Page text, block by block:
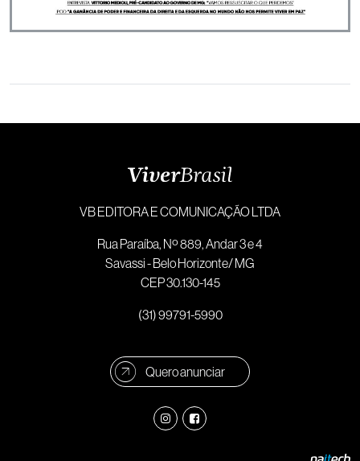
VB EDITORA E COMUNICAÇÃO LTDA
Rua Paraíba, Nº 889, Andar 3 e 4
Savassi - Belo Horizonte/ MG
CEP 30.130-145
(31) 99791-5990
Quero anunciar